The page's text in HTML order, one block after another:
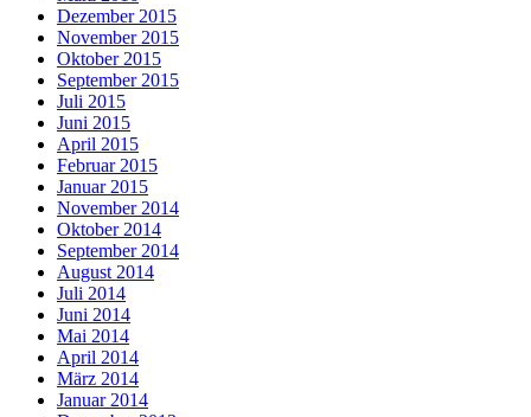
Dezember 2015
November 2015
Oktober 2015
September 2015
Juli 2015
Juni 2015
April 2015
Februar 2015
Januar 2015
November 2014
Oktober 2014
September 2014
August 2014
Juli 2014
Juni 2014
Mai 2014
April 2014
März 2014
Januar 2014